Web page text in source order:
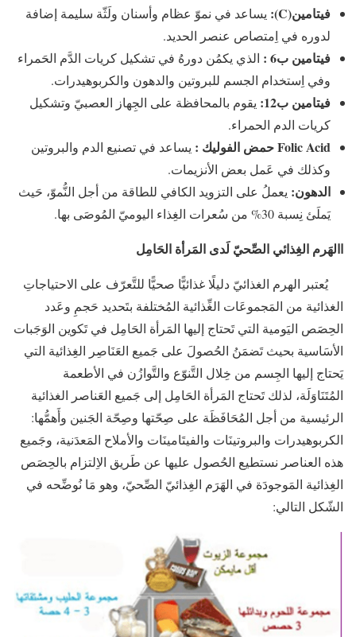
فيتامين(C):
يساعد في نموّ عظام وأسنان ولَثّة سليمة إضافة
لدوره في اِمتصاص عنصر الحديد.
فيتامين ب6 :
الذي يكمُن دورهُ في تشكيل كريات الدَّم الحَمراء
وفي اِستخدام الجسم للبروتين والدهون والكربوهيدرات.
فيتامين ب12:
يقوم بالمحافظة على الجِهاز العصبيّ وتشكيل
كريات الدم الحمراء.
FolicAcid حمض الفوليك :
يساعد في تصنيع الدم والبروتين
وكذلك في عَمل بعض الأنزيمات.
الدهون: يعملُ على التزويد الكافي للطاقة من أجل النُّموّ، حَيث
يَملَئ نِسبة 30% من سُعرات الغِذاء اليوميّ المُوصَى بها.
االهَرم الغِذائي الصِّحيّ لَدى المَرأة الحَامِل
يُعتبر الهرم الغذائيّ دليلًا غذائيًّا صحيًّا للتَّعرّف على الاحتياجاتِ
الغذائية من المَجموعَات الغِّذائية المُختلفة بتَحديد حَجمِ وعَدد
الحِصَص اليَومية التي تَحتاج إليها المَرأة الحَامِل في تَكوين الوَجَبات
الأسَاسية بحيث تَضمَنُ الحُصولَ على جَميع العَنَاصِر الغِذائية التي
يَحتاج إليها الجِسم من خِلال التَّنوّع والتَّوازُن في الأطعمة
المُتَنَاوَلَة، لذلك تَحتاج المَرأة الحَامِل إلى جَميع العَناصر الغذائية
الرئيسية من أجل المُحَافَظَة على صِحّتها وصِحّة الجَنين وأَهمُّها:
الكربوهيدرات والبروتينَات والفيتَامينَات والأملاح المَعدَنية، وجَميع
هذه العناصر نستطيع الحُصول عليها عن طَريق الاِلتزام بالحِصَص
الغِذائية المَوجودَة في الهَرَم الغِذائيّ الصِّحيّ، وهو مَا نُوضِّحه في
الشّكل التالي: